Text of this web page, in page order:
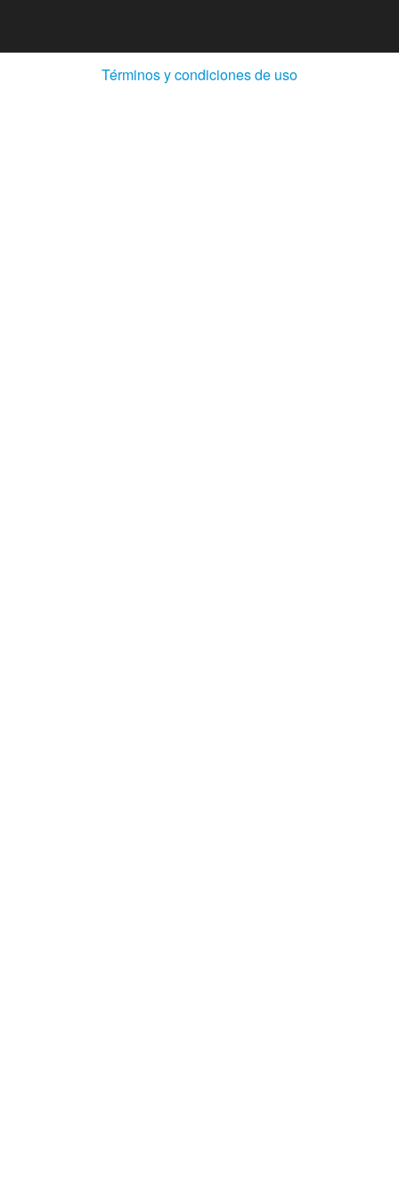
Términos y condiciones de uso(Abre